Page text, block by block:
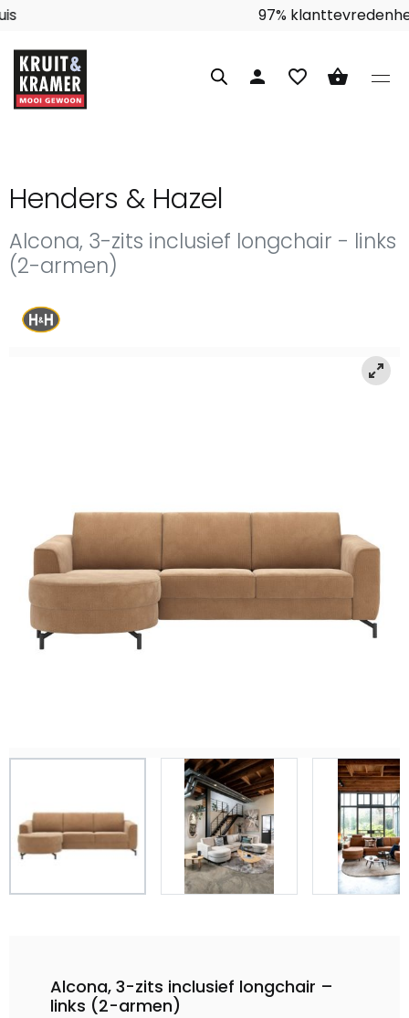
Interieuradvies aan huis
person favorite_border shopping_basket
Henders & Hazel
Alcona, 3-zits inclusief longchair - links
(2-armen)
Alcona, 3-zits inclusief longchair –
links (2-armen)